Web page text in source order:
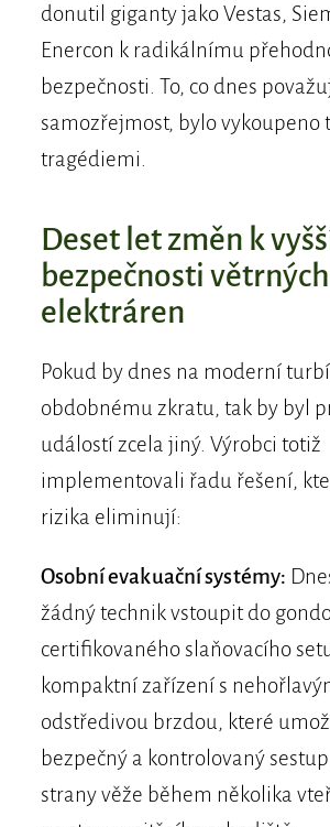
donutil giganty jako Vestas,
Enercon k radikálnímu
bezpečnosti. To, co dnes
samozřejmost, bylo vykoupeno
tragédiemi.
Deset let změn k
bezpečnosti větrných
elektráren
Pokud by dnes na moderní
obdobnému zkratu, tak by byl
událostí zcela jiný. Výrobci totiž
implementovali řadu řešení,
rizika eliminují:
Osobní evakuační systémy:
žádný technik vstoupit do
certifikovaného slaňovacího
kompaktní zařízení s
odstředivou brzdou, které
bezpečný a kontrolovaný
strany věže během několika